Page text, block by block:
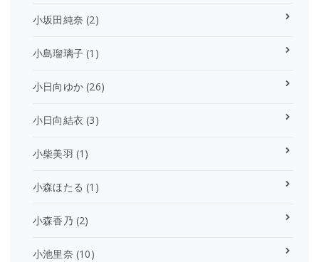
小坂田純奈 (2)
小島瑠璃子 (1)
小日向ゆか (26)
小日向結衣 (3)
小柴美羽 (1)
小森ほたる (1)
小森香乃 (2)
小池里奈 (10)